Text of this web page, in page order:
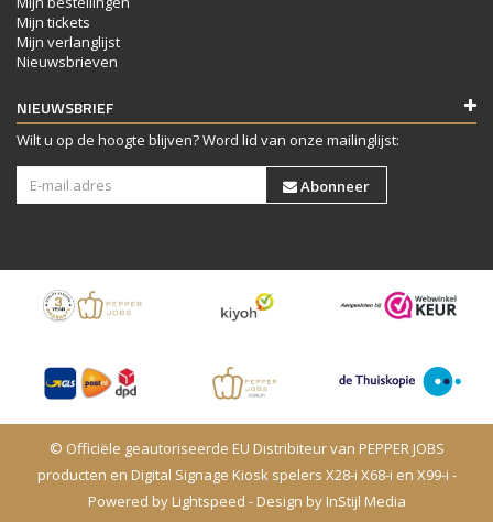
Mijn tickets
Mijn verlanglijst
Nieuwsbrieven
NIEUWSBRIEF
Wilt u op de hoogte blijven? Word lid van onze mailinglijst:
Abonneer
© Officiële geautoriseerde EU Distribiteur van PEPPER JOBS
producten en Digital Signage Kiosk spelers X28-i X68-i en X99-i -
Powered by Lightspeed - Design by InStijl Media